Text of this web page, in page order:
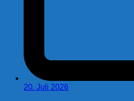
20. Juli 2026